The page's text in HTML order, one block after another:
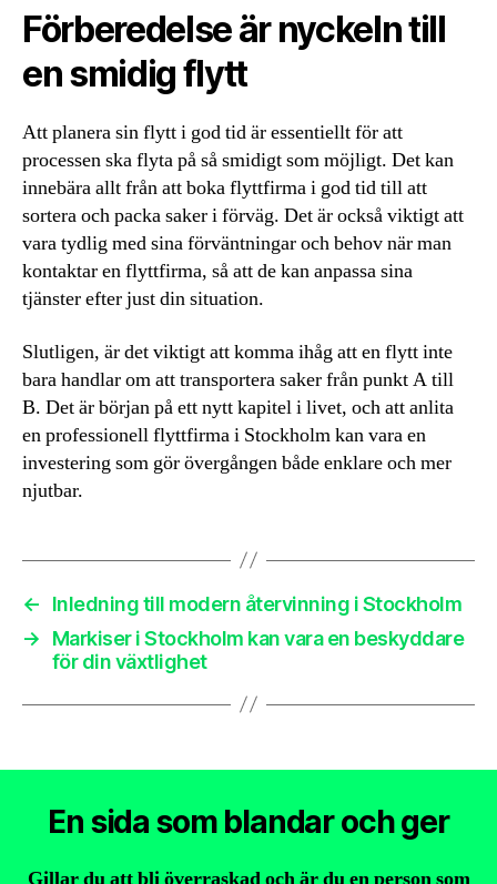
Förberedelse är nyckeln till
en smidig flytt
Att planera sin flytt i god tid är essentiellt för att
processen ska flyta på så smidigt som möjligt. Det kan
innebära allt från att boka flyttfirma i god tid till att
sortera och packa saker i förväg. Det är också viktigt att
vara tydlig med sina förväntningar och behov när man
kontaktar en flyttfirma, så att de kan anpassa sina
tjänster efter just din situation.
Slutligen, är det viktigt att komma ihåg att en flytt inte
bara handlar om att transportera saker från punkt A till
B. Det är början på ett nytt kapitel i livet, och att anlita
en professionell flyttfirma i Stockholm kan vara en
investering som gör övergången både enklare och mer
njutbar.
←
Inledning till modern återvinning i Stockholm
→
Markiser i Stockholm kan vara en beskyddare
för din växtlighet
En sida som blandar och ger